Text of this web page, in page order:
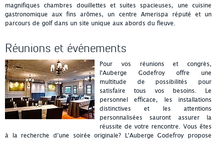
magnifiques chambres douillettes et suites spacieuses, une cuisine
gastronomique aux fins arômes, un centre Amerispa réputé et un
parcours de golf dans un site unique aux abords du fleuve.
Réunions et événements
Pour vos réunions et congrès,
l'Auberge Godefroy offre une
multitude de possibilités pour
satisfaire tous vos besoins. Le
personnel efficace, les installations
distinctives et les attentions
personnalisées sauront assurer la
réussite de votre rencontre. Vous êtes
à la recherche d'une soirée originale? L'Auberge Godefroy propose